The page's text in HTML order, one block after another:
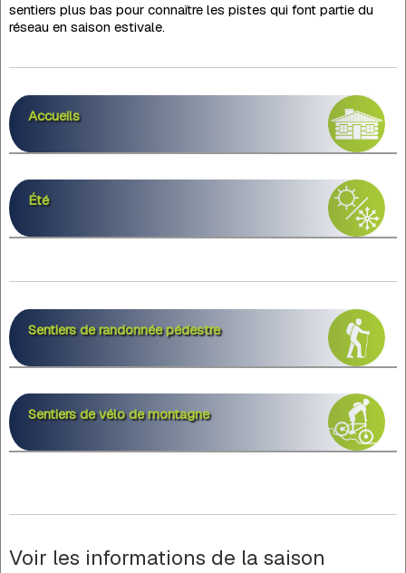
sentiers plus bas pour connaître les pistes qui font partie du
réseau en saison estivale.
Accueils
Été
Sentiers de randonnée pédestre
Sentiers de vélo de montagne
Voir les informations de la saison